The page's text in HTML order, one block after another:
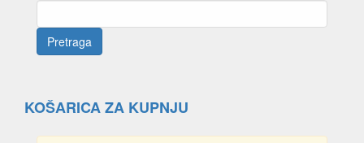
KOŠARICA ZA KUPNJU